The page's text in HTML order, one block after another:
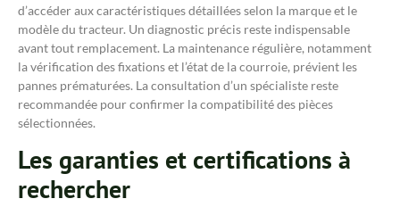
d’accéder aux caractéristiques détaillées selon la marque et le
modèle du tracteur. Un diagnostic précis reste indispensable
avant tout remplacement. La maintenance régulière, notamment
la vérification des fixations et l’état de la courroie, prévient les
pannes prématurées. La consultation d’un spécialiste reste
recommandée pour confirmer la compatibilité des pièces
sélectionnées.
Les garanties et certifications à
rechercher